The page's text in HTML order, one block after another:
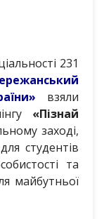
231
взяли
«Пізнай
заході,
студентів
та
майбутньої